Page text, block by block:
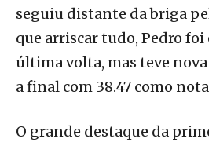
seguiu distante da briga
que arriscar tudo, Pedro foi
última volta, mas teve
a final com 38.47 como
O grande destaque da